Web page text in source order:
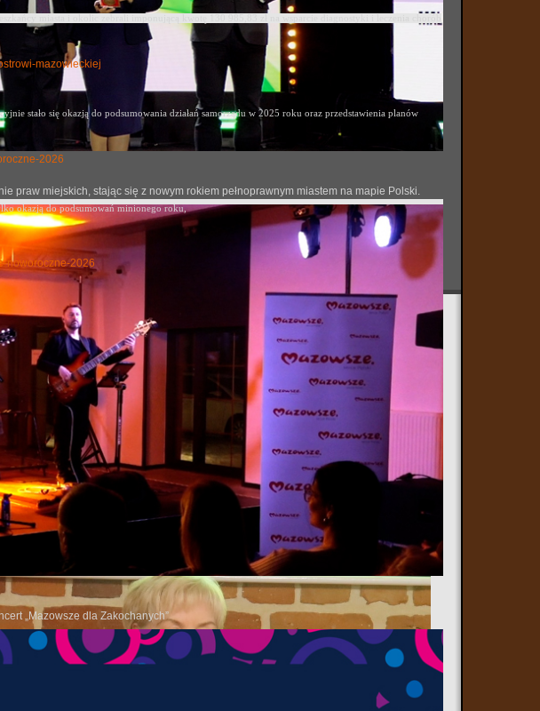
praw miejskich, stając się z nowym rokiem pełnoprawnym miastem na mapie Polski.
„Mazowsze dla Zakochanych”
mazowieckiej
stało się okazjądo podsumowania działań samorządu w 2025 roku oraz przedstawienia planów
2026
okazją do podsumowań minionego roku,
noworoczne-2026
w MBP
historii i tradycji”, zatytułowane „Panteon chwały oręża polskiego”. Podczas wydarzenia pan
na terenie koszar w Komorowie, opowiadając zarówno o upamiętnionych postaciach, jak i o
a także losom zniszczenia i późniejszej odbudowy pomników Marszałka Józefa